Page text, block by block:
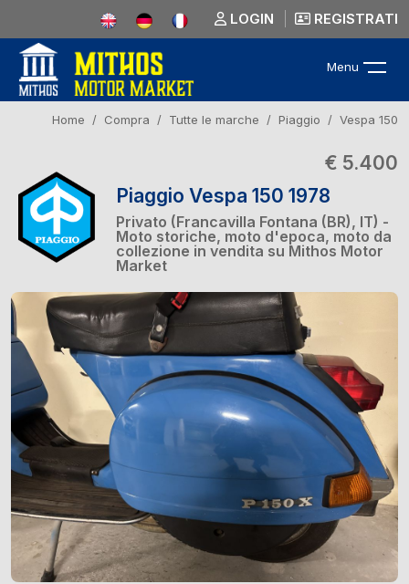
LOGIN REGISTRATI
Menu
Home Compra Tutte le marche Piaggio Vespa 150
€ 5.400
Piaggio Vespa 150 1978
Privato (Francavilla Fontana (BR), IT) -
Moto storiche, moto d'epoca, moto da
collezione in vendita su Mithos Motor
Market